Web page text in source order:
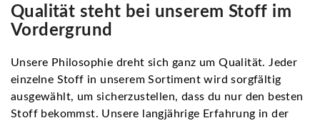
Qualität steht bei unserem Stoff im
Vordergrund
Unsere Philosophie dreht sich ganz um Qualität. Jeder
einzelne Stoff in unserem Sortiment wird sorgfältig
ausgewählt, um sicherzustellen, dass du nur den besten
Stoff bekommst. Unsere langjährige Erfahrung in der